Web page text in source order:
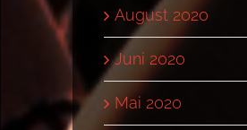
August 2020
Juni 2020
Mai 2020